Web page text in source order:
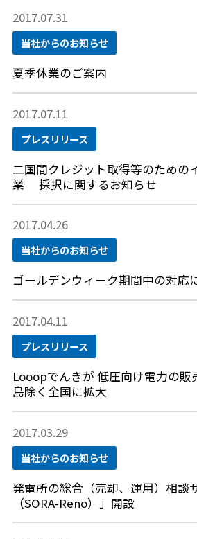
2017.07.31
当社からのお知らせ
夏季休業のご案内
2017.07.11
プレスリリース
二国間クレジット取得等のための
業 採択に関するお知らせ
2017.04.26
当社からのお知らせ
ゴールデンウィーク期間中の対応
2017.04.11
プレスリリース
Looopでんきが 低圧向け電力の販
島除く全国に拡大
2017.03.29
当社からのお知らせ
発電所の総合（売却、運用）相
（SORA-Reno）」開設